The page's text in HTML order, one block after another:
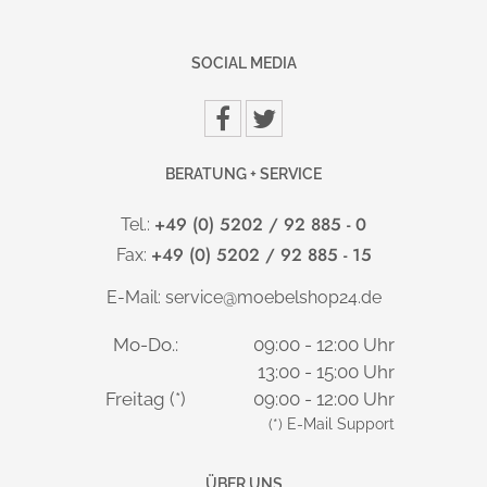
SOCIAL MEDIA
BERATUNG + SERVICE
Tel.: +49 (0) 5202 / 92 885 - 0
Fax: +49 (0) 5202 / 92 885 - 15
E-Mail: service@moebelshop24.de
Mo-Do.:
09:00 - 12:00 Uhr
13:00 - 15:00 Uhr
Freitag (*)
09:00 - 12:00 Uhr
(*) E-Mail Support